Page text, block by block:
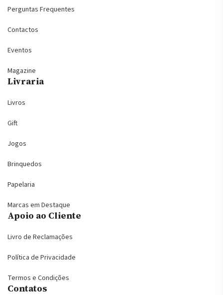
Perguntas Frequentes
Contactos
Eventos
Magazine
Livraria
Livros
Gift
Jogos
Brinquedos
Papelaria
Marcas em Destaque
Apoio ao Cliente
Livro de Reclamações
Política de Privacidade
Termos e Condições
Contatos